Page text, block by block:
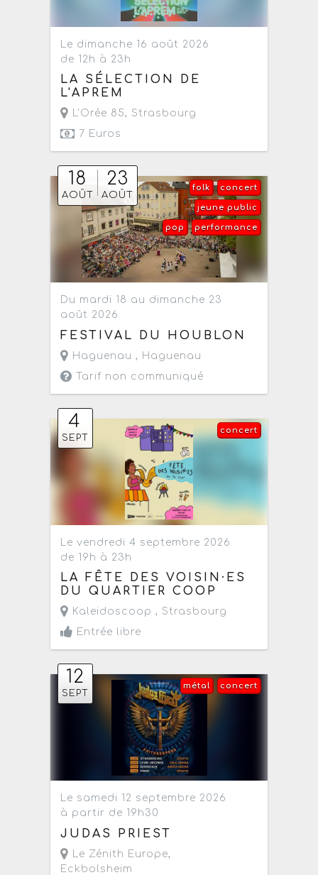
Le dimanche 16 août 2026
de 12h à 23h
LA SÉLECTION DE
L'APREM
L'Orée 85, Strasbourg
7 Euros
18
AOÛT
23
AOÛT
concert
folk
jeune public
performance
pop
Du mardi 18 au dimanche 23
août 2026
FESTIVAL DU HOUBLON
Haguenau , Haguenau
Tarif non communiqué
4
SEPT
concert
Le vendredi 4 septembre 2026
de 19h à 23h
LA FÊTE DES VOISIN·ES
DU QUARTIER COOP
Kaleidoscoop , Strasbourg
Entrée libre
12
SEPT
concert
métal
Le samedi 12 septembre 2026
à partir de 19h30
JUDAS PRIEST
Le Zénith Europe,
Eckbolsheim